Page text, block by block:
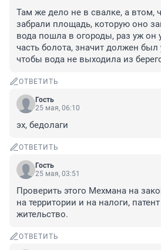
Там же дело не в свалке, а втом,
забрали площадь, которую оно
вода пошла в огороды, раз уж он
часть болота, значит должен был
чтобы вода не выходила из
ОТВЕТИТЬ
Гость
25 мая, 06:10
эх, бедолаги
ОТВЕТИТЬ
Гость
25 мая, 03:51
Проверить этого Мехмана на
на территории и на налоги,
жительство.
ОТВЕТИТЬ